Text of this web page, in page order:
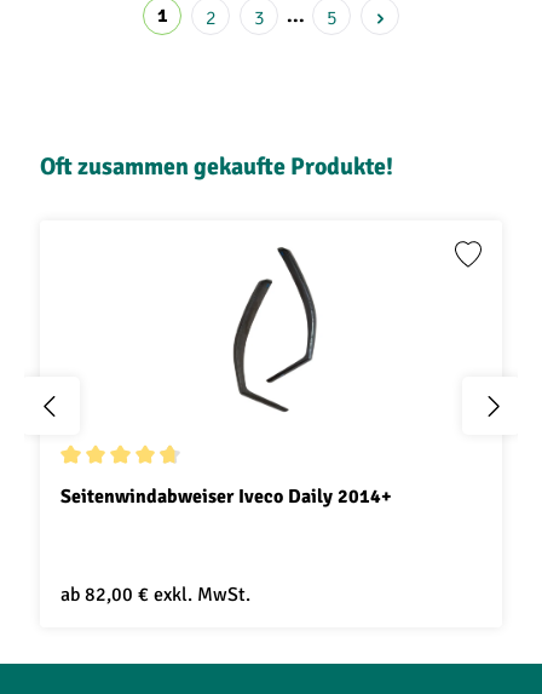
1 2 3 ... 5
Oft zusammen gekaufte Produkte!
Durchschnittliche Bewertung von 4.8 von 5 Sternen
Seitenwindabweiser Iveco Daily 2014+
ab 82,00 € exkl. MwSt.